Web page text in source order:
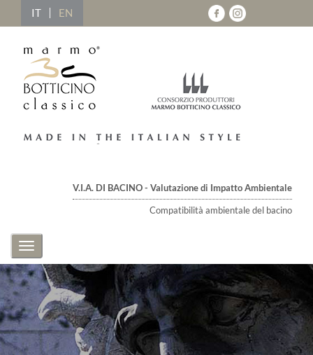
IT EN
V.I.A. DI BACINO - Valutazione di Impatto Ambientale
Compatibilità ambientale del bacino
Toggle
navigation